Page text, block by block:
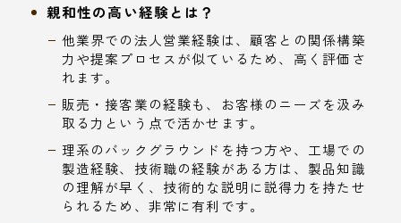
親和性の高い経験とは？
他業界での法人営業経験は、顧客との関係構築
力や提案プロセスが似ているため、高く評価さ
れます。
販売・接客業の経験も、お客様のニーズを汲み
取る力という点で活かせます。
理系のバックグラウンドを持つ方や、工場での
製造経験、技術職の経験がある方は、製品知識
の理解が早く、技術的な説明に説得力を持たせ
られるため、非常に有利です。